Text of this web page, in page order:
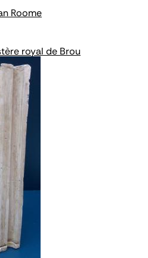
Roome
royal de Brou